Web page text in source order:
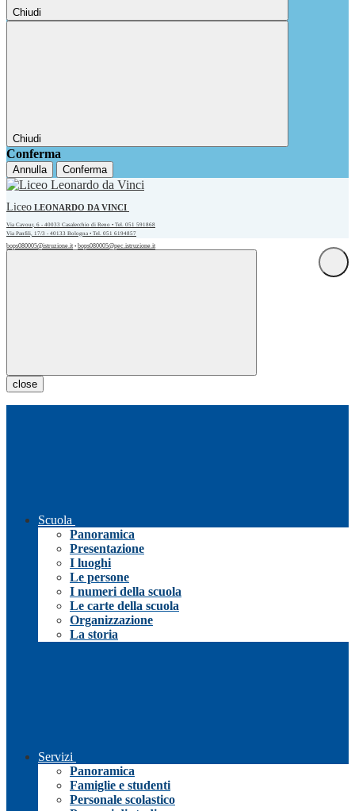
Chiudi
Chiudi
Conferma
Annulla Conferma
Liceo LEONARDO DA VINCI
Via Cavour, 6 - 40033 Casalecchio di Reno • Tel. 051 591868
Via Panfili, 17/3 - 40133 Bologna • Tel. 051 6194857
bops080005@istruzione.it • bops080005@pec.istruzione.it
close
Scuola
Panoramica
Presentazione
I luoghi
Le persone
I numeri della scuola
Le carte della scuola
Organizzazione
La storia
Servizi
Panoramica
Famiglie e studenti
Personale scolastico